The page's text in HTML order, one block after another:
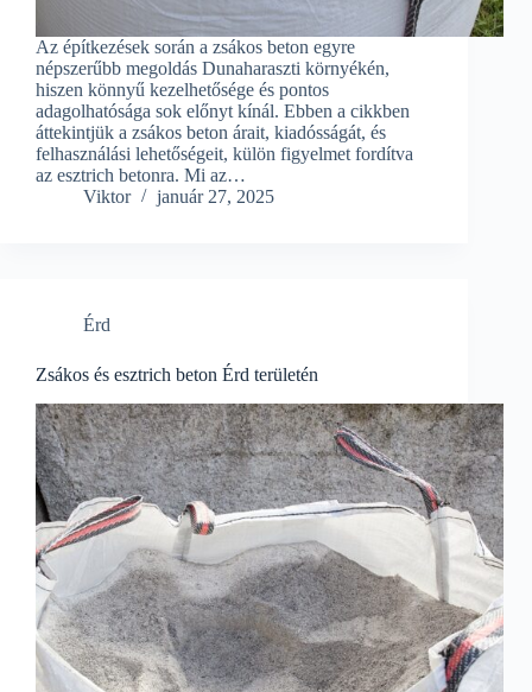
Az építkezések során a zsákos beton egyre
népszerűbb megoldás Dunaharaszti környékén,
hiszen könnyű kezelhetősége és pontos
adagolhatósága sok előnyt kínál. Ebben a cikkben
áttekintjük a zsákos beton árait, kiadósságát, és
felhasználási lehetőségeit, külön figyelmet fordítva
az esztrich betonra. Mi az…
Viktor
január 27, 2025
Érd
Zsákos és esztrich beton Érd területén